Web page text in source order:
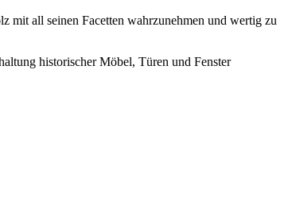
mit all seinen Facetten wahrzunehmen und wertig zu
historischer Möbel, Türen und Fenster